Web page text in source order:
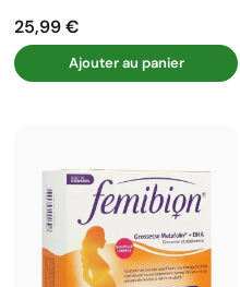
Prix
25,99 €
Ajouter au panier